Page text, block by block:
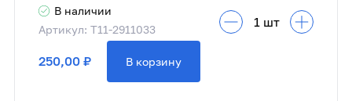
В наличии
Артикул: T11-2911033
250,00 ₽ В корзину